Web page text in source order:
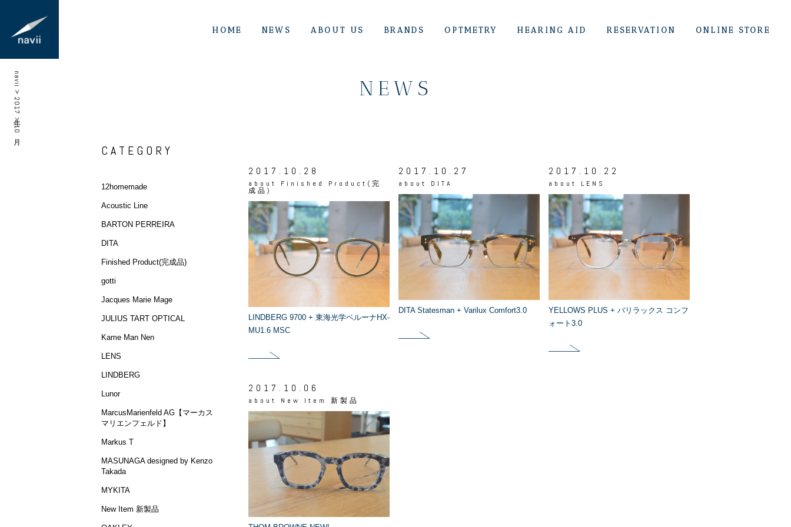
HOME NEWS ABOUT US BRANDS OPTMETRY HEARING AID RESERVATION ONLINE STORE
navii
>
2017年
>
10月
NEWS
2017.10.28
about Finished Product(完
成品)
LINDBERG 9700 + 東海光学ベルーナHX-
MU1.6 MSC
2017.10.27
about DITA
DITA Statesman + Varilux Comfort3.0
2017.10.22
about LENS
YELLOWS PLUS + バリラックス コンフ
ォート3.0
2017.10.06
about New Item 新製品
CATEGORY
12homemade
Acoustic Line
BARTON PERREIRA
DITA
Finished Product(完成品)
gotti
Jacques Marie Mage
JULIUS TART OPTICAL
Kame Man Nen
LENS
LINDBERG
Lunor
MarcusMarienfeld AG【マーカス
マリエンフェルド】
Markus T
MASUNAGA designed by Kenzo
Takada
MYKITA
New Item 新製品